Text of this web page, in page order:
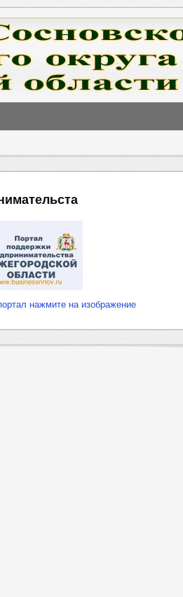
нажмите на изображение